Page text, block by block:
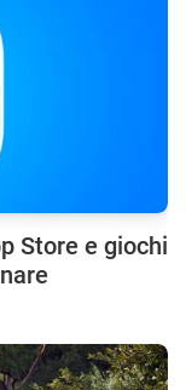
Store e giochi